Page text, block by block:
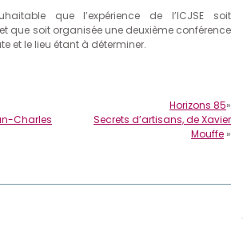
que l’expérience de l’ICJSE soit
que soit organisée une deuxième conférence
et le lieu étant à déterminer.
Charles
Horizons 85»
Secrets d’artisans, de Xavier
Mouffe »